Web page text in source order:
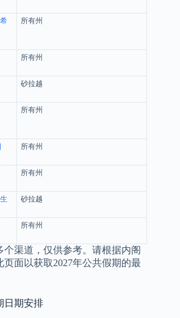
所有州
所有州
砂拉越
所有州
所有州
所有州
砂拉越
所有州
个渠道，仅供参考。请根据内阁
面以获取2027年公共假期的最
日期安排